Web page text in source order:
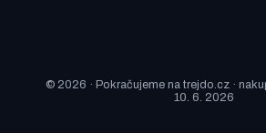
© 2026 · Pokračujeme na trejdo.cz ·
10. 6. 2026